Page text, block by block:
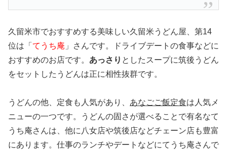
久留米市でおすすめする美味しい久留米うどん屋、第14
位は「 てうち庵 」さんです。ドライブデートの食事などに
おすすめのお店です。 あっさり としたスープに筑後うどん
をセットしたうどんは正に相性抜群です。
うどんの他、定食も人気があり、 あなごご飯定食は人気メ
ニューの一つです。うどんの固さが選べることで有名なて
うち庵さんは、他に八女店や筑後店などチェーン店も豊富
にあります。仕事のランチやデートなどにてうち庵さんで